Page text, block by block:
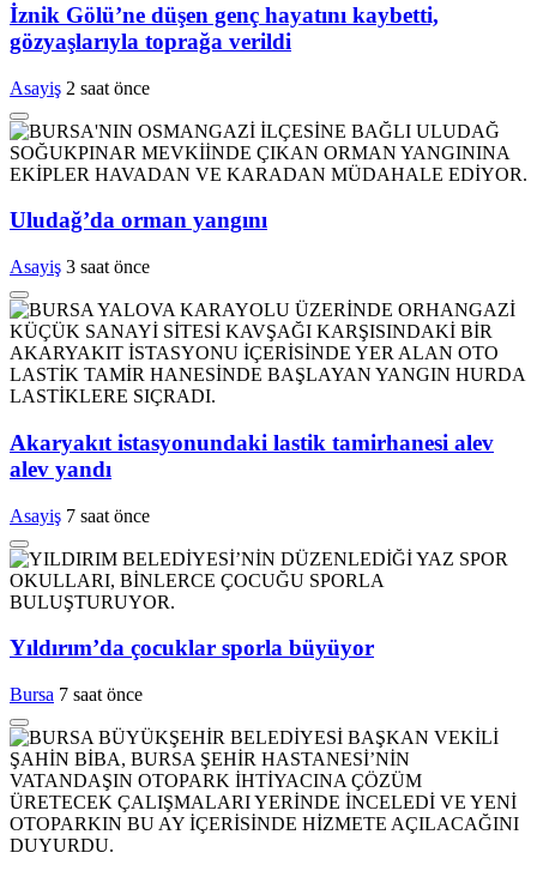
İznik Gölü’ne düşen genç hayatını kaybetti,
gözyaşlarıyla toprağa verildi
Asayiş 2 saat önce
Uludağ’da orman yangını
Asayiş 3 saat önce
Akaryakıt istasyonundaki lastik tamirhanesi alev
alev yandı
Asayiş 7 saat önce
Yıldırım’da çocuklar sporla büyüyor
Bursa 7 saat önce